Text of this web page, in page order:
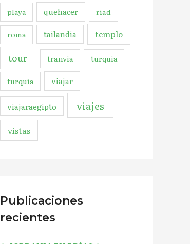
playa quehacer riad
roma tailandia templo
tour tranvia turquia
turquía viajar
viajaraegipto viajes
vistas
Publicaciones
recientes